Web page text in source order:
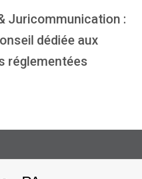
Juricommunication :
dédiée aux
réglementées